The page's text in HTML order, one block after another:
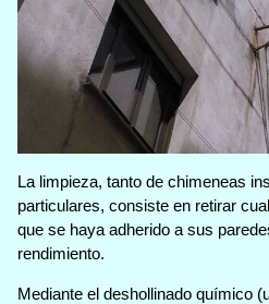
La limpieza, tanto de chimeneas
particulares, consiste en retirar
que se haya adherido a sus
rendimiento.
Mediante el deshollinado químico